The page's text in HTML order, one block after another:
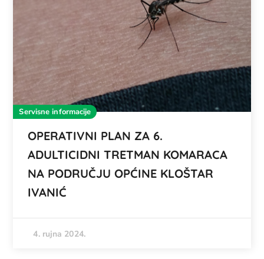
Servisne informacije
OPERATIVNI PLAN ZA 6.
ADULTICIDNI TRETMAN KOMARACA
NA PODRUČJU OPĆINE KLOŠTAR
IVANIĆ
4. rujna 2024.